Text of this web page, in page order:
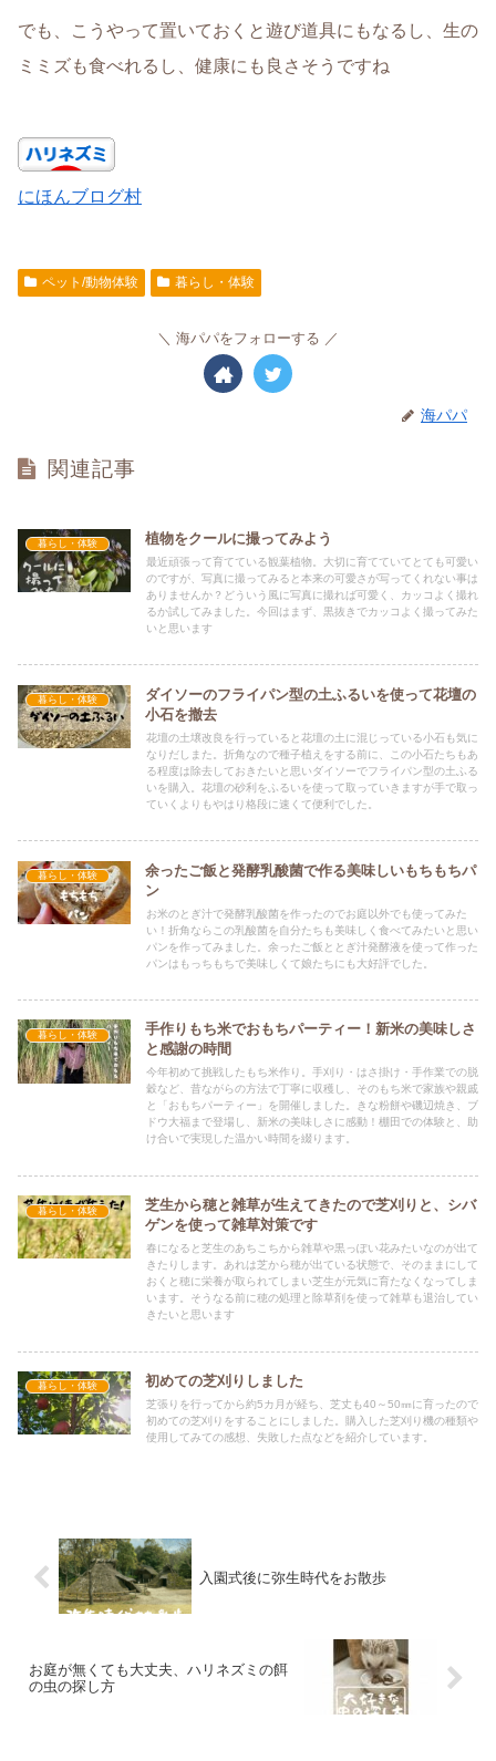
でも、こうやって置いておくと遊び道具にもなるし、生の
ミミズも食べれるし、健康にも良さそうですね
にほんブログ村
ペット/動物体験 暮らし・体験
海パパをフォローする
海パパ
関連記事
暮らし・体験 植物をクールに撮ってみよう
最近頑張って育てている観葉植物。大切に育てていてとても可愛い
のですが、写真に撮ってみると本来の可愛さが写ってくれない事は
ありませんか？どういう風に写真に撮れば可愛く、カッコよく撮れ
るか試してみました。今回はまず、黒抜きでカッコよく撮ってみた
いと思います
暮らし・体験
ダイソーのフライパン型の土ふるいを使って花壇の
小石を撤去
花壇の土壌改良を行っていると花壇の土に混じっている小石も気に
なりだしまた。折角なので種子植えをする前に、この小石たちもあ
る程度は除去しておきたいと思いダイソーでフライパン型の土ふる
いを購入。花壇の砂利をふるいを使って取っていきますが手で取っ
ていくよりもやはり格段に速くて便利でした。
暮らし・体験
余ったご飯と発酵乳酸菌で作る美味しいもちもちパ
ン
お米のとぎ汁で発酵乳酸菌を作ったのでお庭以外でも使ってみた
い！折角ならこの乳酸菌を自分たちも美味しく食べてみたいと思い
パンを作ってみました。余ったご飯ととぎ汁発酵液を使って作った
パンはもっちもちで美味しくて娘たちにも大好評でした。
暮らし・体験
手作りもち米でおもちパーティー！新米の美味しさ
と感謝の時間
今年初めて挑戦したもち米作り。手刈り・はさ掛け・手作業での脱
穀など、昔ながらの方法で丁寧に収穫し、そのもち米で家族や親戚
と「おもちパーティー」を開催しました。きな粉餅や磯辺焼き、ブ
ドウ大福まで登場し、新米の美味しさに感動！棚田での体験と、助
け合いで実現した温かい時間を綴ります。
暮らし・体験
芝生から穂と雑草が生えてきたので芝刈りと、シバ
ゲンを使って雑草対策です
春になると芝生のあちこちから雑草や黒っぽい花みたいなのが出て
きたりします。あれは芝から穂が出ている状態で、そのままにして
おくと穂に栄養が取られてしまい芝生が元気に育たなくなってしま
います。そうなる前に穂の処理と除草剤を使って雑草も退治してい
きたいと思います
暮らし・体験 初めての芝刈りしました
芝張りを行ってから約5カ月が経ち、芝丈も40～50㎜に育ったので
初めての芝刈りをすることにしました。購入した芝刈り機の種類や
使用してみての感想、失敗した点などを紹介しています。
入園式後に弥生時代をお散歩
お庭が無くても大丈夫、ハリネズミの餌
の虫の探し方